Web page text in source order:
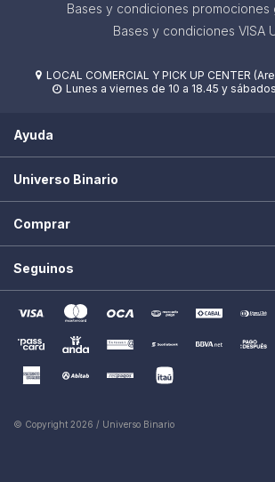
Bases y condiciones promociones
Bases y condiciones VISA
 LOCAL COMERCIAL Y PICK UP CENTER
 Lunes a viernes de 10 a 18.45 y
Ayuda
Universo Binario
Comprar
Seguinos
© Copyright 2026 / Universo Binario